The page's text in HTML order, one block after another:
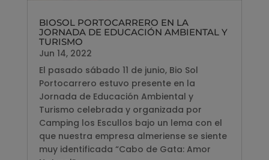
BIOSOL PORTOCARRERO EN LA
JORNADA DE EDUCACIÓN AMBIENTAL Y
TURISMO
Jun 14, 2022
El pasado sábado 11 de junio, Bio Sol
Portocarrero estuvo presente en la
Jornada de Educación Ambiental y
Turismo celebrada y organizada por
Camping los Escullos bajo un lema con el
que nuestra empresa almeriense se siente
muy identificada “Cabo de Gata: Amor